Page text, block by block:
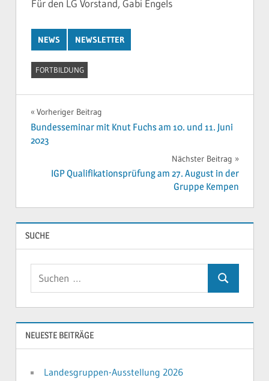
Für den LG Vorstand, Gabi Engels
NEWS NEWSLETTER
FORTBILDUNG
Beitragsnavigation
Vorheriger Beitrag
Bundesseminar mit Knut Fuchs am 10. und 11. Juni
2023
Nächster Beitrag
IGP Qualifikationsprüfung am 27. August in der
Gruppe Kempen
SUCHE
Suchen
NEUESTE BEITRÄGE
Landesgruppen-Ausstellung 2026